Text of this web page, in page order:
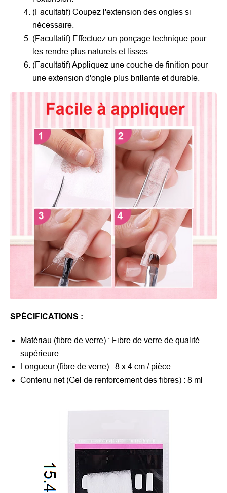
(Facultatif) Coupez l'extension des ongles si
nécessaire.
(Facultatif) Effectuez un ponçage technique pour
les rendre plus naturels et lisses.
(Facultatif) Appliquez une couche de finition pour
une extension d'ongle plus brillante et durable.
SPÉCIFICATIONS :
Matériau (fibre de verre) : Fibre de verre de qualité
supérieure
Longueur (fibre de verre) : 8 x 4 cm / pièce
Contenu net (Gel de renforcement des fibres) : 8 ml